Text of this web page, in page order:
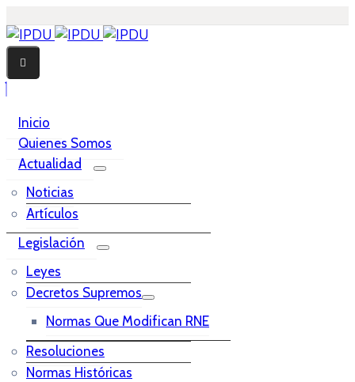
Inicio
Quienes Somos
Actualidad
Noticias
Artículos
Legislación
Leyes
Decretos Supremos
Normas Que Modifican RNE
Resoluciones
Normas Históricas